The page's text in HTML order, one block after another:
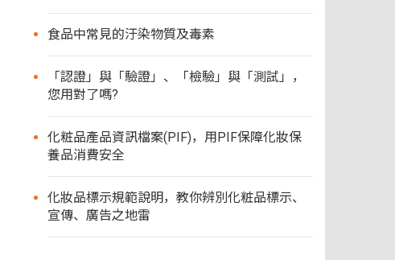
食品中常見的汙染物質及毒素
「認證」與「驗證」、「檢驗」與「測試」，
您用對了嗎?
化粧品產品資訊檔案(PIF)，用PIF保障化妝保
養品消費安全
化妝品標示規範說明，教你辨別化粧品標示、
宣傳、廣告之地雷